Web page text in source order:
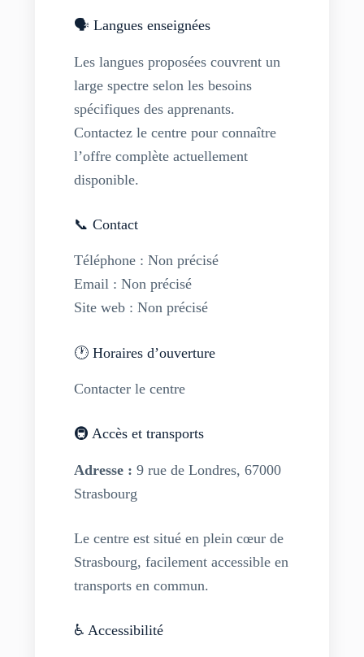
🗣️ Langues enseignées
Les langues proposées couvrent un
large spectre selon les besoins
spécifiques des apprenants.
Contactez le centre pour connaître
l’offre complète actuellement
disponible.
📞 Contact
Téléphone : Non précisé
Email : Non précisé
Site web : Non précisé
🕐 Horaires d’ouverture
Contacter le centre
🚇 Accès et transports
Adresse : 9 rue de Londres, 67000
Strasbourg
Le centre est situé en plein cœur de
Strasbourg, facilement accessible en
transports en commun.
♿ Accessibilité